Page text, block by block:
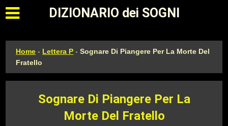
Apri il menu principale
DIZIONARIO dei SOGNI
Home - Lettera P -Sognare Di Piangere Per La Morte Del
Fratello
Sognare Di Piangere Per La
Morte Del Fratello